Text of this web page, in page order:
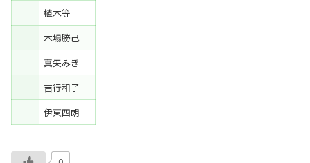
植木等
木場勝己
真矢みき
吉行和子
伊東四朗